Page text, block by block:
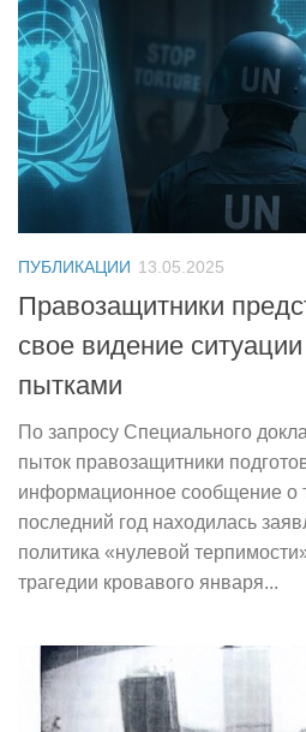
ПУБЛИКАЦИИ 13.05.2025
Правозащитники
свое видение
пытками
По запросу Специального
пыток правозащитники
информационное сообщение о
последний год находилась
политика «нулевой
трагедии кровавого января...